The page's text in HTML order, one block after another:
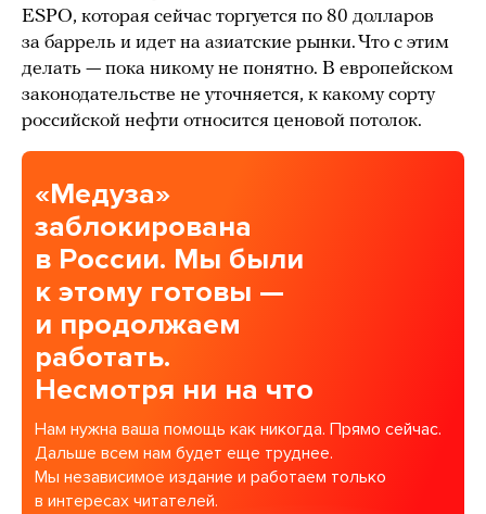
ESPO, которая сейчас торгуется по 80 долларов
за баррель и идет на азиатские рынки. Что с этим
делать — пока никому не понятно. В европейском
законодательстве не уточняется, к какому сорту
российской нефти относится ценовой потолок.
«Медуза»
заблокирована
в России. Мы были
к этому готовы —
и продолжаем
работать.
Несмотря ни на что
Нам нужна ваша помощь как никогда. Прямо сейчас.
Дальше всем нам будет еще труднее.
Мы независимое издание и работаем только
в интересах читателей.